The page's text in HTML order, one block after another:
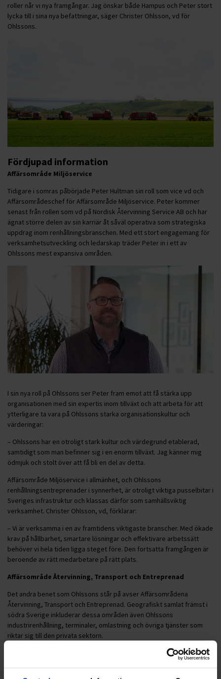
roller når vi nya framgångar. Jag önskar både Hampus och Peter stort
lycka till i sina nya befattningar, säger Christer Ohlsson, vd för
Ohlssons.
Fördjupad information
Affärsområde Miljöservice
Tidigare i somras påbörjade Peter Hultman sin roll som vice vd och
Affärsområdeschef för Affärsområde Miljöservice. Peter kommer
senast från rollen som vd på Nordisk Återvinning Service AB och har
ägnat större delen av sin karriär åt såväl operativa som strategiska
uppdrag inom renhållningsbranschen. Med ett stort engagemang för
verksamhetsutveckling och ledarskap träder Peter in i ett av
Ohlssons mest expansiva områden.
I sin nya roll på Ohlssons ser Peter fram emot att få stärka upp
organisationen med sin expertis inom tillväxt och att arbeta för att
ytterligare ta vara på Ohlssons starka organisationskultur och
värderingar:
– Ohlssons har en otroligt stark kultur och värdegrund etablerad,
samtidigt som man befinner sig i en enorm tillväxt. Jag känner mig
ödmjuk och stolt över att få bli en del av detta.
Affärsområde Miljöservice i allmänhet, och Ohlssons
renhållningsentreprenader i synnerhet, är otroligt viktiga pusselbitar i
Sveriges infrastruktur och klassas därför som samhällsviktig
verksamhet. Christer Ohlsson, vd, förklarar:
– Vi är verksamma i en av framtidens viktigaste branscher. Med ökade
krav på hållbarhet, smartare lösningar och effektivare arbetssätt
behöver vi hela tiden ligga steget före. Den fortsatta framgången är
beroende av rätt medarbetare på rätt plats.
Affärsområde Återvinning, Transport och Entreprenad
Det andra benet som Ohlssons står på avser Affärsområdena
Återvinning, Transport och Entreprenad. Geografiskt samlat främst i
södra Sverige inkluderar dessa områden även Ohlssons
industrirenhållning, terminaler, omlastning och övriga tjänster som
riktar sig till den privata sektorn.
För dessa områden kommer Hampus Johansson att ansvara i
kombination med rollen som vice vd. Sedan starten på Ohlssons 2022